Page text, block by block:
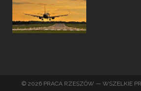
© 2026 PRACA RZESZÓW — WSZELKIE